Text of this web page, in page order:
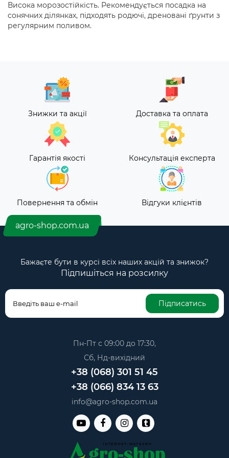
Висока морозостійкість. Рекомендується посадка на
сонячних ділянках, підходять родючі, дреновані ґрунти з
регулярним поливом.
Знижки та акції Доставка та оплата
Гарантія якості Консультація експерта
Повернення та обмін Відгуки клієнтів
agro-shop.com.ua
Бажаєте бути в курсі всіх наших акцій та знижок?
Підпишіться на розсилку
Підписатись
Пн-Пт с 09:00 до 17:30,
Сб, Нд-вихідний
+38 (068) 301 51 45
+38 (066) 834 13 63
info@agro-shop.com.ua